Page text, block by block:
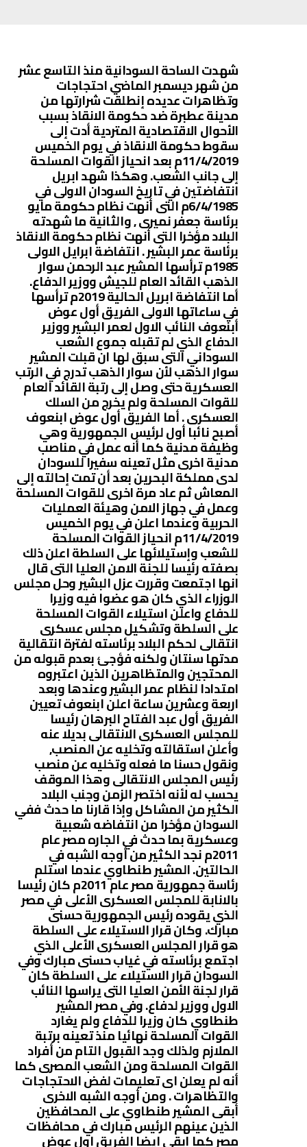
شهدت الساحة السودانية منذ التاسع عشر
من شهر ديسمبر الماضي احتجاجات
وتظاهرات عديده إنطلقت شرارتها من
مدينة عطبرة ضد حكومة الانقاذ بسبب
الأحوال الاقتصادية المتردية أدت إلى
سقوط حكومة الانقاذ في يوم الخميس
11/4/2019م بعد انحياز القوات المسلحة
إلى جانب الشعب. وهكذا شهد ابريل
انتفاضتين في تاريخ السودان الاولى في
6/4/1985م التى أنهت نظام حكومة مايو
برئاسة جعفر نميرى , والثانية ما شهدته
البلاد مؤخرا التى أنهت نظام حكومة الانقاذ
برئاسة عمر البشير . انتفاضة ابرايل الاولى
1985م ترأسها المشير عبد الرحمن سوار
الذهب القائد العام للجيش ووزير الدفاع.
أما انتفاضة ابريل الحالية 2019م ترأسها
في ساعاتها الاولى الفريق أول عوض
أبنعوف النائب الاول لعمر البشير ووزير
الدفاع الذي لم تقبله جموع الشعب
السوداني التى سبق لها ان قبلت المشير
سوار الذهب لأن سوار الذهب تدرج في الرتب
العسكرية حتى وصل إلى رتبة القائد العام
للقوات المسلحة ولم يخرج من السلك
العسكرى . أما الفريق أول عوض ابنعوف
أصبح نائبا أول لرئيس الجمهورية وهي
وظيفة مدنية كما أنه عمل في مناصب
مدنية اخرى مثل تعينه سفيرا للسودان
لدى مملكة البحرين بعد أن تمت إحالته إلى
المعاش ثم عاد مرة اخرى للقوات المسلحة
وعمل في جهاز الامن وهيئة العمليات
الحربية وعندما اعلن في يوم الخميس
11/4/2019م انحياز القوات المسلحة
للشعب وإستيلائها على السلطة اعلن ذلك
بصفته رئيسا للجنة الامن العليا التى قال
انها اجتمعت وقررت عزل البشير وحل مجلس
الوزراء الذي كان هو عضوا فيه وزيرا
للدفاع واعلن استيلاء القوات المسلحة
على السلطة وتشكيل مجلس عسكرى
انتقالى لحكم البلاد برئاسته لفترة انتقالية
مدتها سنتان ولكنه فؤجئ بعدم قبوله من
المحتجين والمتظاهرين الذين اعتبروه
امتدادا لنظام عمر البشير وعندها وبعد
اربعة وعشرين ساعة اعلن ابنعوف تعيين
الفريق أول عبد الفتاح البرهان رئيسا
للمجلس العسكرى الانتقالى بديلا عنه
وأعلن استقالته وتخليه عن المنصب,
ونقول حسنا ما فعله وتخليه عن منصب
رئيس المجلس الانتقالى وهذا الموقف
يحسب له لأنه اختصر الزمن وجنب البلاد
الكثير من المشاكل وإذا قارنا ما حدث ففي
السودان مؤخرا من انتفاضه شعبية
وعسكرية بما حدث في الجاره مصر عام
2011م نجد الكثير من أوجه الشبه في
الحالتين. المشير طنطاوي عندما استلم
رئاسة جمهورية مصر عام 2011م كان رئيسا
بالانابة للمجلس العسكرى الأعلى في مصر
الذي يقوده رئيس الجمهورية حسنى
مبارك. وكان قرار الاستيلاء على السلطة
هو قرار المجلس العسكرى الأعلى الذي
اجتمع برئاسته في غياب حسنى مبارك وفي
السودان قرار الاستيلاء على السلطة كان
قرار لجنة الأمن العليا التى يراسها النائب
الاول ووزير لدفاع. وفي مصر المشير
طنطاوي كان وزيرا للدفاع ولم يغارد
القوات المسلحة نهائيا منذ تعينه برتبة
الملازم ولذلك وجد القبول التام من أفراد
القوات المسلحة ومن الشعب المصرى كما
أنه لم يعلن اى تعليمات لفض الاحتجاجات
والتظاهرات . ومن أوجه الشبه الاخرى
أبقى المشير طنطاوي على المحافظين
الذين عينهم الرئيس مبارك في محافظات
مصر كما ابقى ايضا الفريق اول عوض